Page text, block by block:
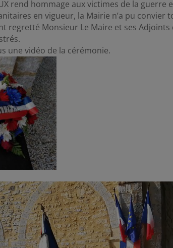
rend hommage aux victimes de la guerre
en vigueur, la Mairie n’a pu convier
regretté Monsieur Le Maire et ses
une vidéo de la cérémonie.